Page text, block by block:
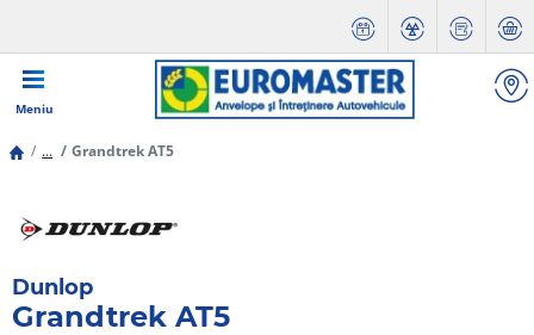
Meniu
... Grandtrek AT5
Dunlop
Grandtrek AT5